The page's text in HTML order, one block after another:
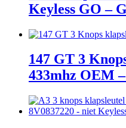
Keyless GO –
147 GT 3
433mhz OEM